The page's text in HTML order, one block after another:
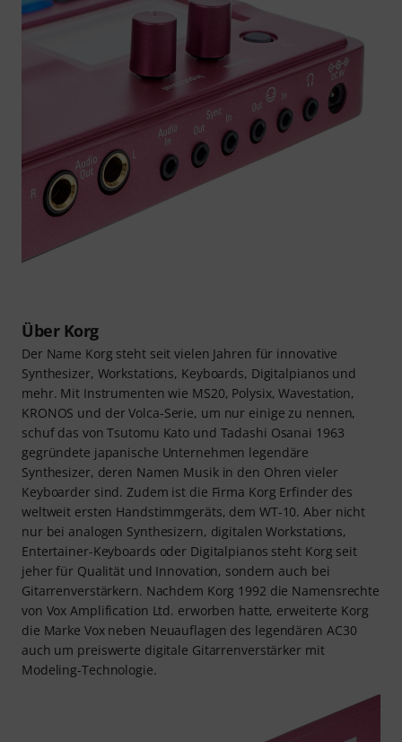
Über Korg
Der Name Korg steht seit vielen Jahren für innovative
Synthesizer, Workstations, Keyboards, Digitalpianos und
mehr. Mit Instrumenten wie MS20, Polysix, Wavestation,
KRONOS und der Volca-Serie, um nur einige zu nennen,
schuf das von Tsutomu Kato und Tadashi Osanai 1963
gegründete japanische Unternehmen legendäre
Synthesizer, deren Namen Musik in den Ohren vieler
Keyboarder sind. Zudem ist die Firma Korg Erfinder des
weltweit ersten Handstimmgeräts, dem WT-10. Aber nicht
nur bei analogen Synthesizern, digitalen Workstations,
Entertainer-Keyboards oder Digitalpianos steht Korg seit
jeher für Qualität und Innovation, sondern auch bei
Gitarrenverstärkern. Nachdem Korg 1992 die Namensrechte
von Vox Amplification Ltd. erworben hatte, erweiterte Korg
die Marke Vox neben Neuauflagen des legendären AC30
auch um preiswerte digitale Gitarrenverstärker mit
Modeling-Technologie.